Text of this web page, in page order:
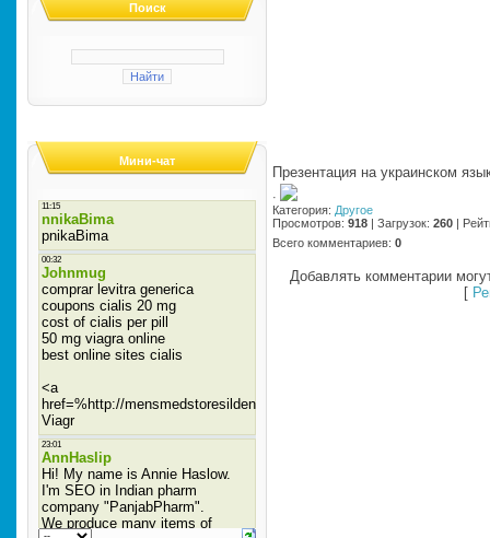
Поиск
Мини-чат
Презентация на украинском
·
Категория: Другое
Просмотров: 918 | Загрузок: 260 |
Всего комментариев: 0
Добавлять комментарии
[